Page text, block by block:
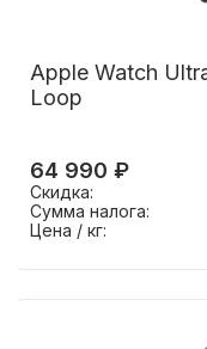
Apple Watch
Loop
64 990 ₽
Скидка:
Сумма налога:
Цена / кг: